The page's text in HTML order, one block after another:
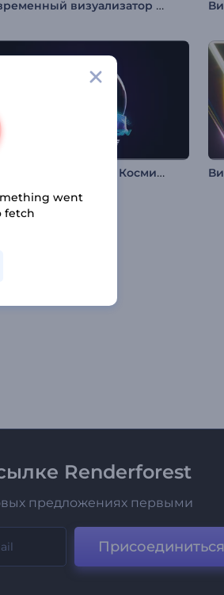
Современный визуализатор музыки
Визуализатор музыки: Космический фьюжн
Renderforest
предложениях первыми
Присоединиться
went
fetch